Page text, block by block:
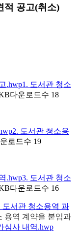
적 공고(취소)
1. 도서관 청소
다운로드수 18
2. 도서관 청소용
로드수 19
3. 도서관 청소
다운로드수 16
도서관 청소용역 과
용역 계약을 붙임과
심사 내역.hwp